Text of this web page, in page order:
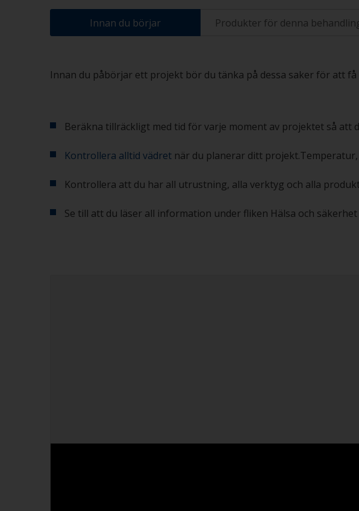
Innan du börjar Produkter för denna
Innan du påbörjar ett projekt bör du tänka på dessa saker för att
Beräkna tillräckligt med tid för varje moment av projektet så att
Kontrollera alltid vädret när du planerar ditt
Kontrollera att du har all utrustning, alla verktyg och alla
Se till att du läser all information under fliken Hälsa och säkerhet